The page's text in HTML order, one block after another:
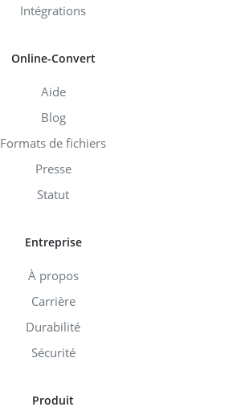
Intégrations
Online-Convert
Aide
Blog
Formats de fichiers
Presse
Statut
Entreprise
À propos
Carrière
Durabilité
Sécurité
Produit